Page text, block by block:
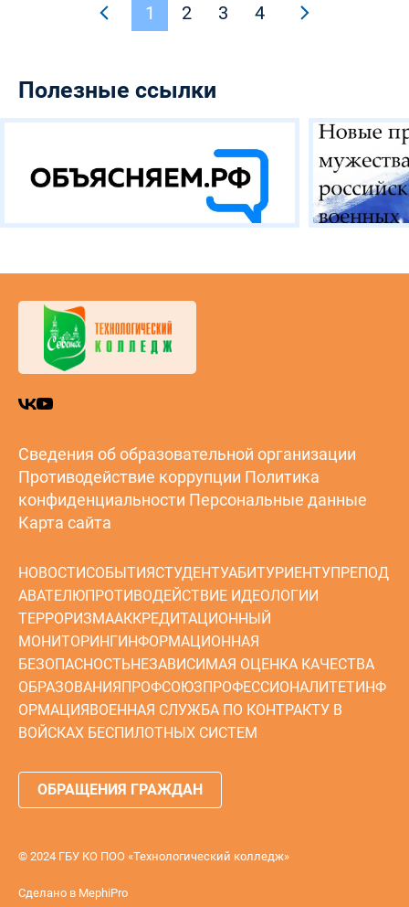
1 2 3 4
Полезные ссылки
Сведения об образовательной организации
Противодействие коррупции Политика
конфиденциальности Персональные данные
Карта сайта
НОВОСТИСОБЫТИЯСТУДЕНТУАБИТУРИЕНТУПРЕПОД
АВАТЕЛЮПРОТИВОДЕЙСТВИЕ ИДЕОЛОГИИ
ТЕРРОРИЗМААККРЕДИТАЦИОННЫЙ
МОНИТОРИНГИНФОРМАЦИОННАЯ
БЕЗОПАСНОСТЬНЕЗАВИСИМАЯ ОЦЕНКА КАЧЕСТВА
ОБРАЗОВАНИЯПРОФСОЮЗПРОФЕССИОНАЛИТЕТИНФ
ОРМАЦИЯВОЕННАЯ СЛУЖБА ПО КОНТРАКТУ В
ВОЙСКАХ БЕСПИЛОТНЫХ СИСТЕМ
ОБРАЩЕНИЯ ГРАЖДАН
© 2024 ГБУ КО ПОО «Технологический колледж»
Сделано в MephiPro